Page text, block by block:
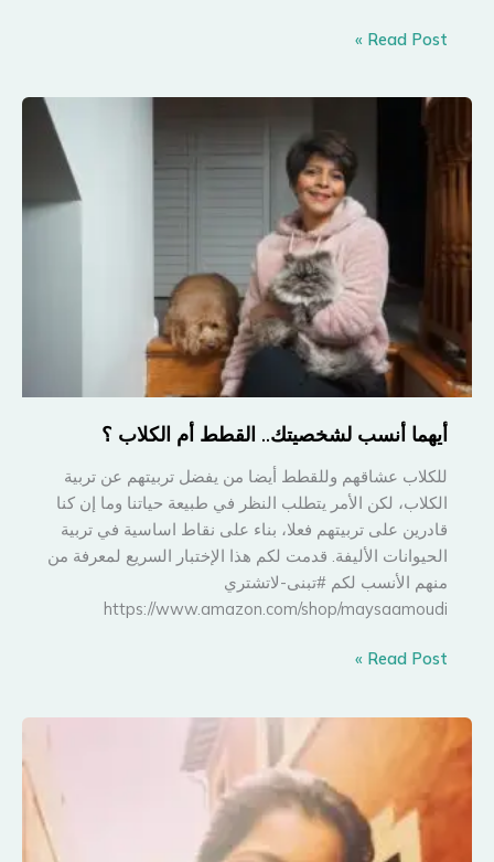
اقليم
Read Post »
أيهما أنسب لشخصيتك.. القطط أم الكلاب ؟
للكلاب عشاقهم وللقطط أيضا من يفضل تربيتهم عن تربية
الكلاب، لكن الأمر يتطلب النظر في طبيعة حياتنا وما إن كنا
قادرين على تربيتهم فعلا، بناء على نقاط اساسية في تربية
الحيوانات الأليفة. قدمت لكم هذا الإختبار السريع لمعرفة من
منهم الأنسب لكم #تبنى-لاتشتري
https://www.amazon.com/shop/maysaamoudi
أيهما
الكلاب
Read Post »